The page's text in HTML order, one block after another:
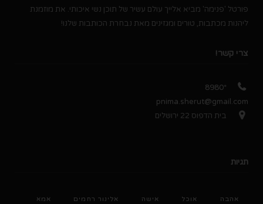
פורטל 'פנימה' מביא אלייך עולם עשיר של תוכן נשי איכותי. את מוזמנת
ליהנות מכתבות, טורים ומגזינים מאת נבחרת הכותבות שלנו!
צרי קשר!
*8980
pnima.sherut@gmail.com
בית הדפוס 22 ירושלים
תגיות
אהבה אוכל אישה אלינור רחמים אמא